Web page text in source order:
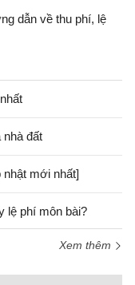
dẫn về thu phí, lệ
đất
nhật mới nhất]
lệ phí môn bài?
Xem thêm